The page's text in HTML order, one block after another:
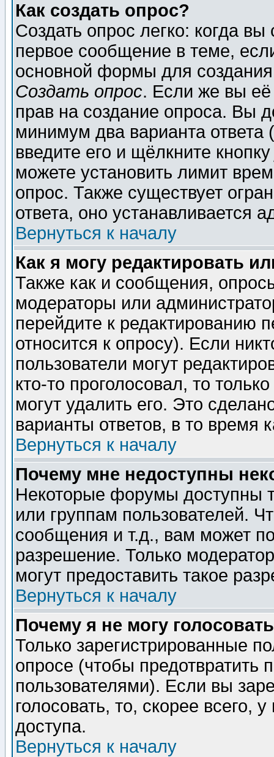
Как создать опрос?
Создать опрос легко: когда
первое сообщение в теме,
основной формы для
Создать опрос. Если же вы её
прав на создание опроса. Вы
минимум два варианта ответа
введите его и щёлкните
можете установить лимит
опрос. Также существует
ответа, оно устанавливается
Вернуться к началу
Как я могу редактировать
Также как и сообщения,
модераторы или
перейдите к редактированию
относится к опросу). Если
пользователи могут
кто-то проголосовал, то
могут удалить его. Это
варианты ответов, в то время
Вернуться к началу
Почему мне недоступны
Некоторые форумы доступны
или группам пользователей.
сообщения и т.д., вам может
разрешение. Только
могут предоставить такое
Вернуться к началу
Почему я не могу
Только зарегистрированные
опросе (чтобы предотвратить
пользователями). Если вы
голосовать, то, скорее всего,
доступа.
Вернуться к началу